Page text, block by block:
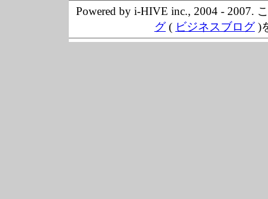
Powered by i-HIVE inc., 2004 - 2007.
グ( ビジネスブログ)